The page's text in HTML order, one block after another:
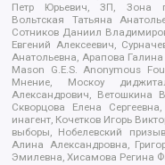
Петр Юрьевич, ЗП, Зона
Вольтская Татьяна
Сотников Даниил
Евгений Алексеевич,
Анатольевна, Арапова
Mason G.E.S. Anonymous
Мнение, Москоу
Александрович, Ветошкина
Скворцова Елена
инагент, Кочетков Игорь
выборы, Нобелевский
Алина Александровна,
Эмилевна, Хисамова Регина